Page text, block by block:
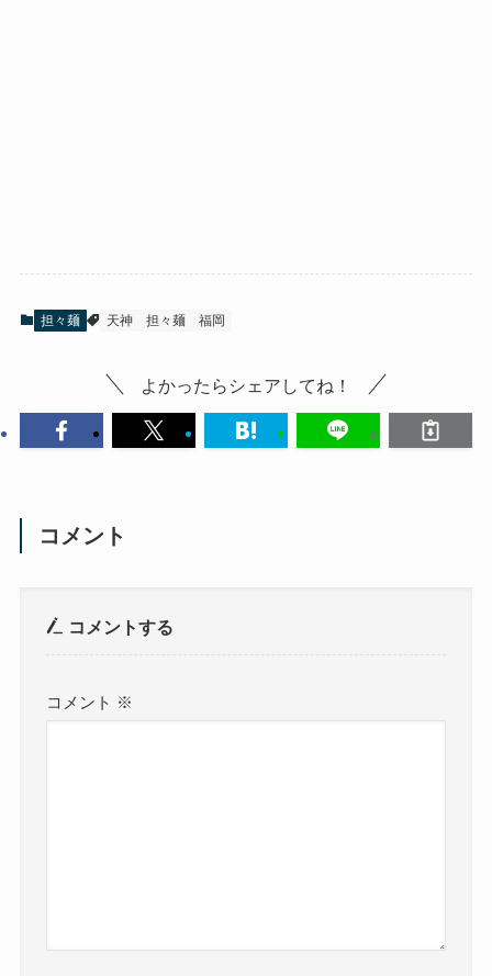
担々麺 天神 担々麺 福岡
よかったらシェアしてね！
コメント
コメントする
コメント ※